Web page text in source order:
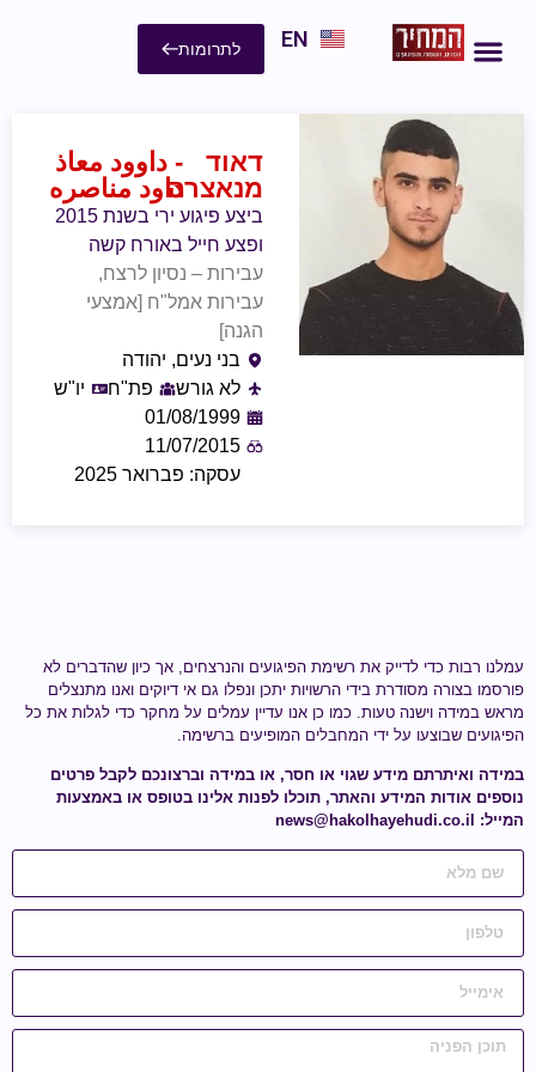
EN לתרומות
דאוד
מנאצרה
- داوود معاذ
داود مناصره
ביצע פיגוע ירי בשנת 2015
ופצע חייל באורח קשה
עבירות – נסיון לרצח,
עבירות אמל"ח [אמצעי
הגנה]
בני נעים, יהודה
לא גורש
פת"ח
יו"ש
01/08/1999
11/07/2015
עסקה: פברואר 2025
עמלנו רבות כדי לדייק את רשימת הפיגועים והנרצחים, אך כיון שהדברים לא
פורסמו בצורה מסודרת בידי הרשויות יתכן ונפלו גם אי דיוקים ואנו מתנצלים
מראש במידה וישנה טעות. כמו כן אנו עדיין עמלים על מחקר כדי לגלות את כל
הפיגועים שבוצעו על ידי המחבלים המופיעים ברשימה.
במידה ואיתרתם מידע שגוי או חסר, או במידה וברצונכם לקבל פרטים
נוספים אודות המידע והאתר, תוכלו לפנות אלינו בטופס או באמצעות
המייל:
news@hakolhayehudi.co.il